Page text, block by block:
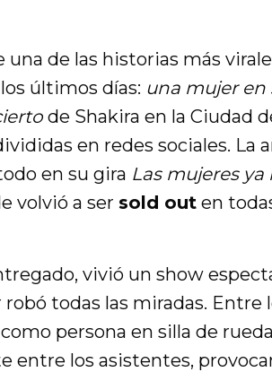
de las historias más
últimos días: una mujer en
de Shakira en la Ciudad
en redes sociales. La
en su gira Las mujeres ya
volvió a ser sold out en
vivió un show
todas las miradas. Entre
persona en silla de
entre los asistentes,